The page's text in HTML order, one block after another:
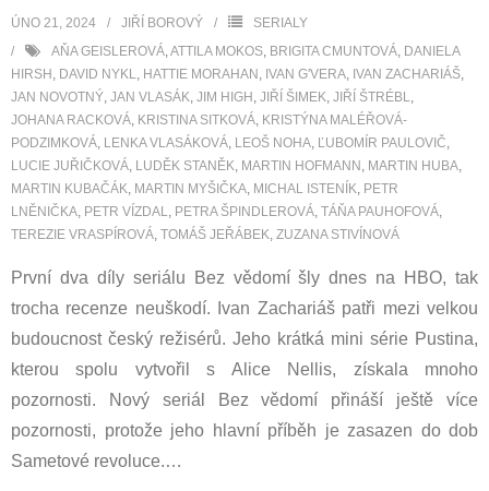
ÚNO 21, 2024 JIŘÍ BOROVÝ
SERIALY
AŇA GEISLEROVÁ,ATTILA MOKOS, BRIGITA CMUNTOVÁ, DANIELA
HIRSH , DAVID NYKL, HATTIE MORAHAN , IVAN G'VERA, IVAN ZACHARIÁŠ,
JAN NOVOTNÝ, JAN VLASÁK, JIM HIGH , JIŘÍ ŠIMEK, JIŘÍ ŠTRÉBL,
JOHANA RACKOVÁ, KRISTINA SITKOVÁ, KRISTÝNA MALÉŘOVÁ-
PODZIMKOVÁ, LENKA VLASÁKOVÁ, LEOŠ NOHA, ĽUBOMÍR PAULOVIČ,
LUCIE JUŘIČKOVÁ, LUDĚK STANĚK, MARTIN HOFMANN , MARTIN HUBA,
MARTIN KUBAČÁK, MARTIN MYŠIČKA, MICHAL ISTENÍK, PETR
LNĚNIČKA, PETR VÍZDAL, PETRA ŠPINDLEROVÁ, TÁŇA PAUHOFOVÁ,
TEREZIE VRASPÍROVÁ, TOMÁŠ JEŘÁBEK, ZUZANA STIVÍNOVÁ
První dva díly seriálu Bez vědomí šly dnes na HBO, tak
trocha recenze neuškodí. Ivan Zachariáš patři mezi velkou
budoucnost český režisérů. Jeho krátká mini série Pustina,
kterou spolu vytvořil s Alice Nellis, získala mnoho
pozornosti. Nový seriál Bez vědomí přináší ještě více
pozornosti, protože jeho hlavní příběh je zasazen do dob
Sametové revoluce.…